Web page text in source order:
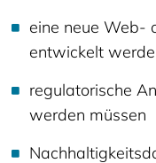
eine neue Web-
entwickelt
regulatorische
werden müssen